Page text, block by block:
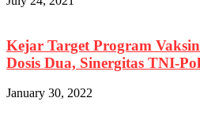
Kejar Target Program
Dosis Dua, Sinergitas TNI-
January 30, 2022